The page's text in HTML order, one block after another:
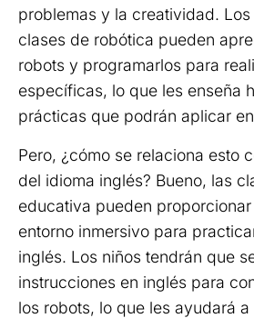
problemas y la creatividad. Los
clases de robótica pueden
robots y programarlos para
específicas, lo que les enseña
prácticas que podrán aplicar
Pero, ¿cómo se relaciona esto
del idioma inglés? Bueno, las
educativa pueden
entorno inmersivo para
inglés. Los niños tendrán que
instrucciones en inglés para
los robots, lo que les ayudará a